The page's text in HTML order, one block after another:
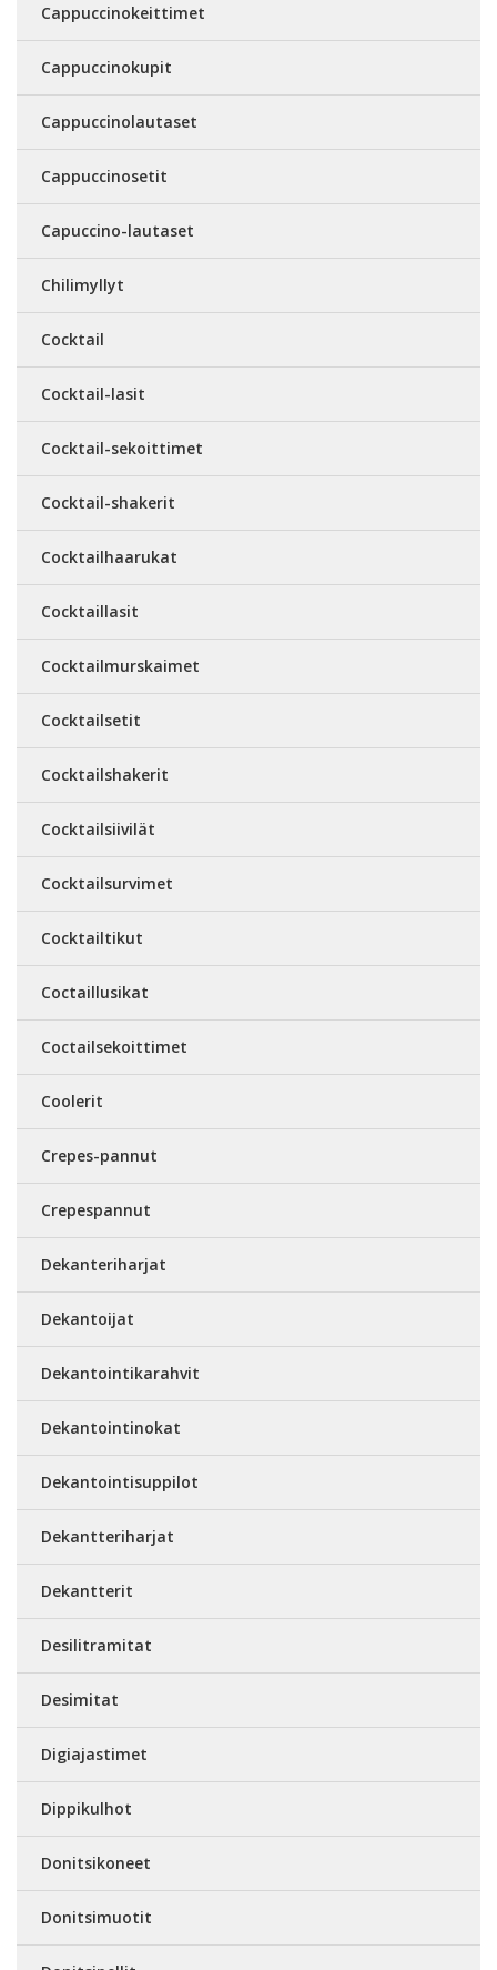
Cappuccinokeittimet
Cappuccinokupit
Cappuccinolautaset
Cappuccinosetit
Capuccino-lautaset
Chilimyllyt
Cocktail
Cocktail-lasit
Cocktail-sekoittimet
Cocktail-shakerit
Cocktailhaarukat
Cocktaillasit
Cocktailmurskaimet
Cocktailsetit
Cocktailshakerit
Cocktailsiivilät
Cocktailsurvimet
Cocktailtikut
Coctaillusikat
Coctailsekoittimet
Coolerit
Crepes-pannut
Crepespannut
Dekanteriharjat
Dekantoijat
Dekantointikarahvit
Dekantointinokat
Dekantointisuppilot
Dekantteriharjat
Dekantterit
Desilitramitat
Desimitat
Digiajastimet
Dippikulhot
Donitsikoneet
Donitsimuotit